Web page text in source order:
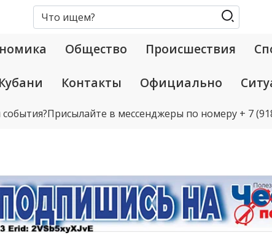
Общество Происшествия
Контакты Официально
Присылайте в мессенджеры по номеру + 7